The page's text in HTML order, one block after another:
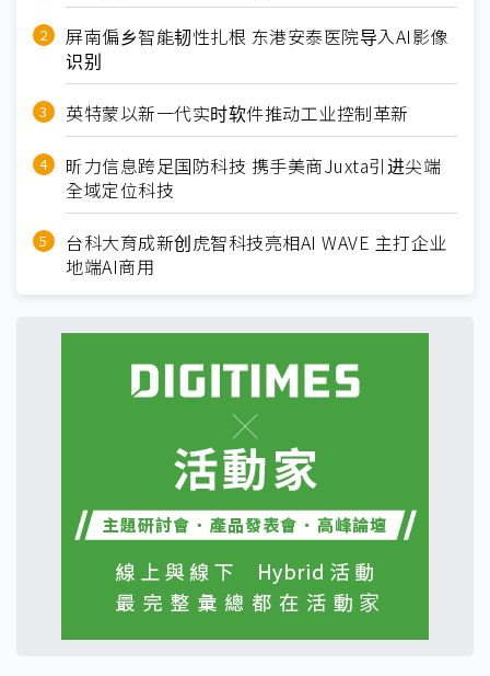
屏南偏乡智能韧性扎根 东港安泰医院导入AI影像
识别
英特蒙以新一代实时软件推动工业控制革新
昕力信息跨足国防科技 携手美商Juxta引进尖端
全域定位科技
台科大育成新创虎智科技亮相AI WAVE 主打企业
地端AI商用